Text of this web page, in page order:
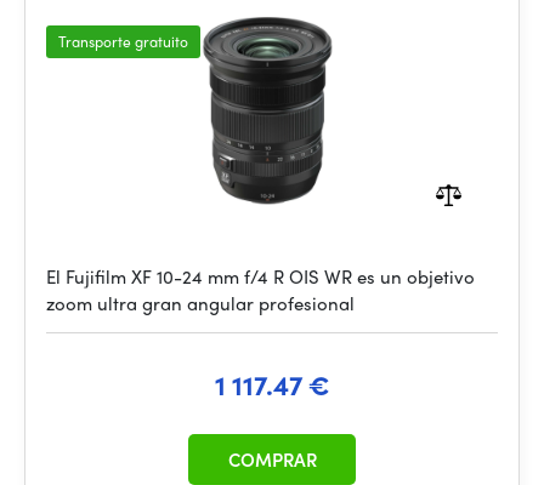
Transporte gratuito
El Fujifilm XF 10-24 mm f/4 R OIS WR es un objetivo
zoom ultra gran angular profesional
1 117.47 €
COMPRAR